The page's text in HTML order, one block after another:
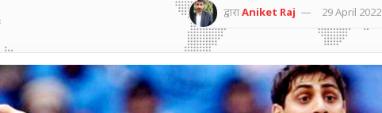
द्वाराAniket Raj 29 April 2022